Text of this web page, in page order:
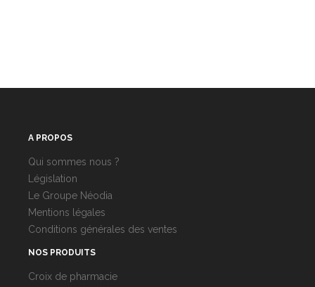
A PROPOS
Qui sommes nous ?
Législation
Le Groupe Néodia
Mentions légales
Conditions générales des ventes
NOS PRODUITS
Croix de pharmacie